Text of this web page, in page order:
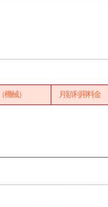
機械） 月額利用料金